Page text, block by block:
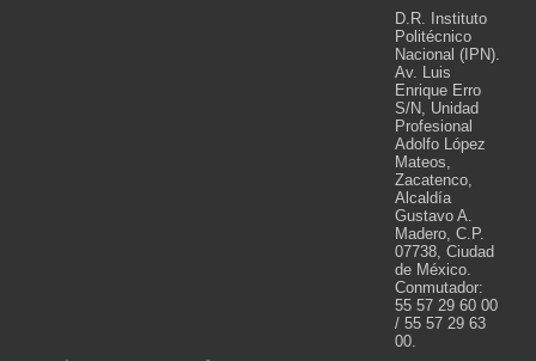
D.R. Instituto
Politécnico
Nacional (IPN).
Av. Luis
Enrique Erro
S/N, Unidad
Profesional
Adolfo López
Mateos,
Zacatenco,
Alcaldía
Gustavo A.
Madero, C.P.
07738, Ciudad
de México.
Conmutador:
55 57 29 60 00
/ 55 57 29 63
00.